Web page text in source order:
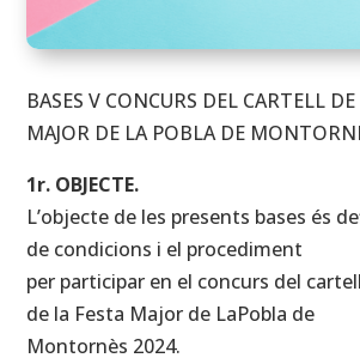
BASES V CONCURS DEL CARTELL
MAJOR DE LA POBLA DE
1r. OBJECTE.
L’objecte de les presents bases és
de condicions i el procediment
per participar en el concurs del
de la Festa Major de LaPobla de
Montornès 2024.